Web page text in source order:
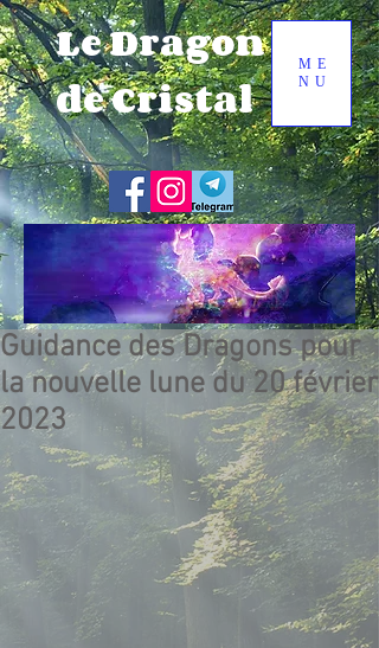
Le Dragon
de Cristal
ME
NU
Guidance des Dragons pour
la nouvelle lune du 20 février
2023